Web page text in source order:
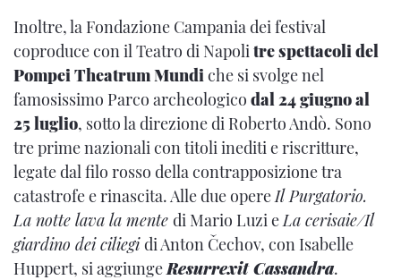
Inoltre, la Fondazione Campania dei festival
coproducecon il Teatro di Napoli tre spettacoli del
Pompei Theatrum Mundi che si svolge nel
famosissimo Parco archeologico dal 24 giugno al
25 luglio, sotto la direzione di Roberto Andò. Sono
tre prime nazionali con titoli inediti e riscritture,
legate dal filo rosso della contrapposizione tra
catastrofe e rinascita. Alle due opere Il Purgatorio.
La notte lava la mente di Mario Luzi e La cerisaie/Il
giardino dei ciliegidi Anton Čechov, con Isabelle
Huppert, si aggiunge Resurrexit Cassandra.